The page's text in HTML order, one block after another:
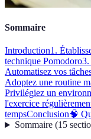
Sommaire
Introduction1.
technique Pomodoro3.
Automatisez vos
Adoptez une routine
Privilégiez un
l'exercice
tempsConclusion🧠
Sommaire(15